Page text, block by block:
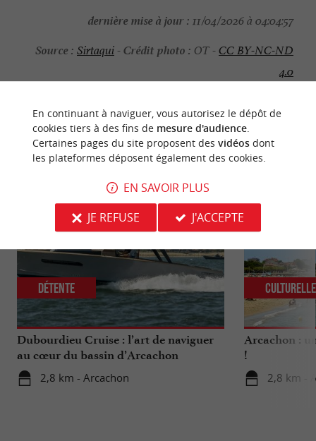
dernière mise à jour : 11/04/2026 à 04:04:57
Source : Sirtaqui-Crédit photo : OT -CC BY-NC-ND
4.0
NOUS AVONS TESTÉPOUR VOUS
Dubourdieu Cruise : l’art de naviguer
au cœur du bassin d’Arcachon
2,8 km - Arcachon
Détente
Arcachon :
!
2,8 km -
Culturelle
En continuant à naviguer, vous autorisez le dépôt de
cookies tiers à des fins de mesure d'audience.
Certaines pages du site proposent des vidéosdont
les plateformes déposent également des cookies.
EN SAVOIR PLUS
JE REFUSE
J'ACCEPTE